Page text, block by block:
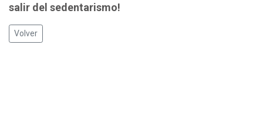
salir del sedentarismo!
Volver